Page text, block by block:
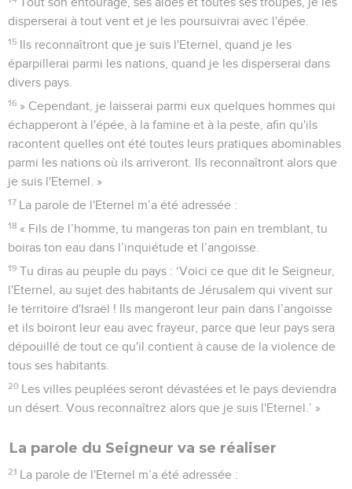
disperserai à tout vent et je les poursuivrai avec l'épée.
15 Ils reconnaîtront que je suis l'Eternel, quand je les
éparpillerai parmi les nations, quand je les disperserai dans
divers pays.
16 » Cependant, je laisserai parmi eux quelques hommes qui
échapperont à l'épée, à la famine et à la peste, afin qu'ils
racontent quelles ont été toutes leurs pratiques abominables
parmi les nations où ils arriveront. Ils reconnaîtront alors que
je suis l'Eternel. »
17 La parole de l'Eternel m’a été adressée :
18 « Fils de l’homme, tu mangeras ton pain en tremblant, tu
boiras ton eau dans l’inquiétude et l’angoisse.
19 Tu diras au peuple du pays : ‘Voici ce que dit le Seigneur,
l'Eternel, au sujet des habitants de Jérusalem qui vivent sur
le territoire d'Israël ! Ils mangeront leur pain dans l’angoisse
et ils boiront leur eau avec frayeur, parce que leur pays sera
dépouillé de tout ce qu'il contient à cause de la violence de
tous ses habitants.
20 Les villes peuplées seront dévastées et le pays deviendra
un désert. Vous reconnaîtrez alors que je suis l'Eternel.’ »
La parole du Seigneur va se réaliser
21 La parole de l'Eternel m’a été adressée :